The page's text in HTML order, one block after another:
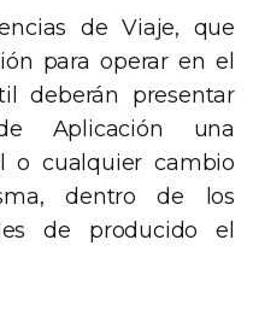
de Viaje, que
para operar en el
deberán presentar
Aplicación una
o cualquier cambio
dentro de los
de producido el